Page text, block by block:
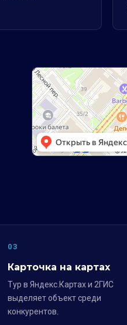
03
Карточка на картах
Тур в Яндекс.Картах и 2ГИС
выделяет объект среди
конкурентов.